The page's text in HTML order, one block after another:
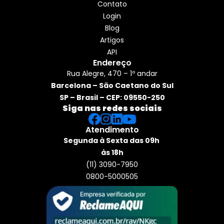
Contato
Login
Blog
Artigos
API
Endereço
Rua Alegre, 470 – 1º andar
Barcelona – São Caetano do Sul
SP – Brasil – CEP: 09550-250
Siga nas redes sociais
Atendimento
Segunda à Sexta das 09h
às 18h
(11) 3090-7950
0800-5000505